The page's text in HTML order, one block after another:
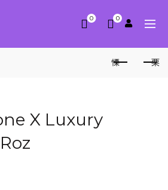
0 0
X Luxury